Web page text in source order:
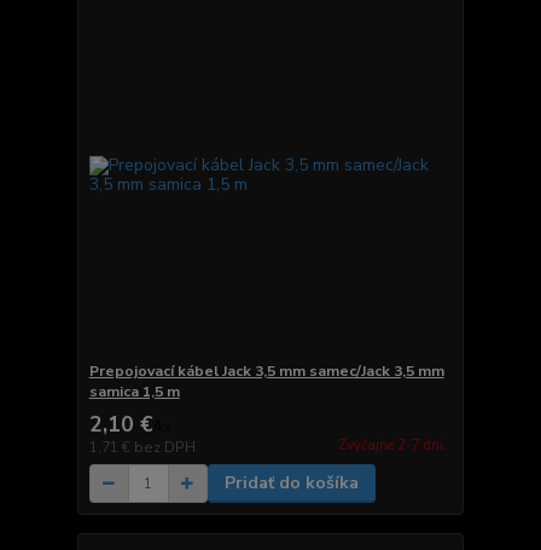
Prepojovací kábel Jack 3,5 mm samec/Jack 3,5 mm
samica 1,5 m
2,10 €
1,71 € bez DPH Zvyčajne 2-7 dni.
Pridať do košíka